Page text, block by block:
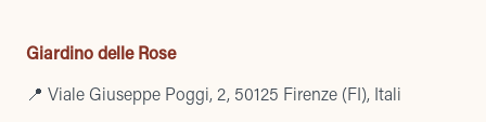
Giardino delle Rose
📍 Viale Giuseppe Poggi, 2, 50125 Firenze (FI), Itali